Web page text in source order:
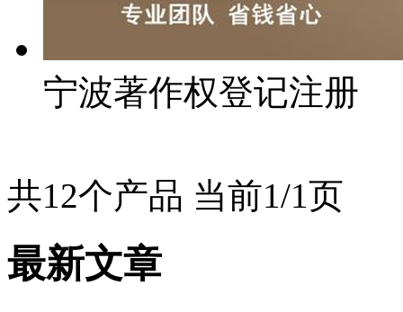
宁波著作权登记注册
共12个产品 当前1/1页
最新文章